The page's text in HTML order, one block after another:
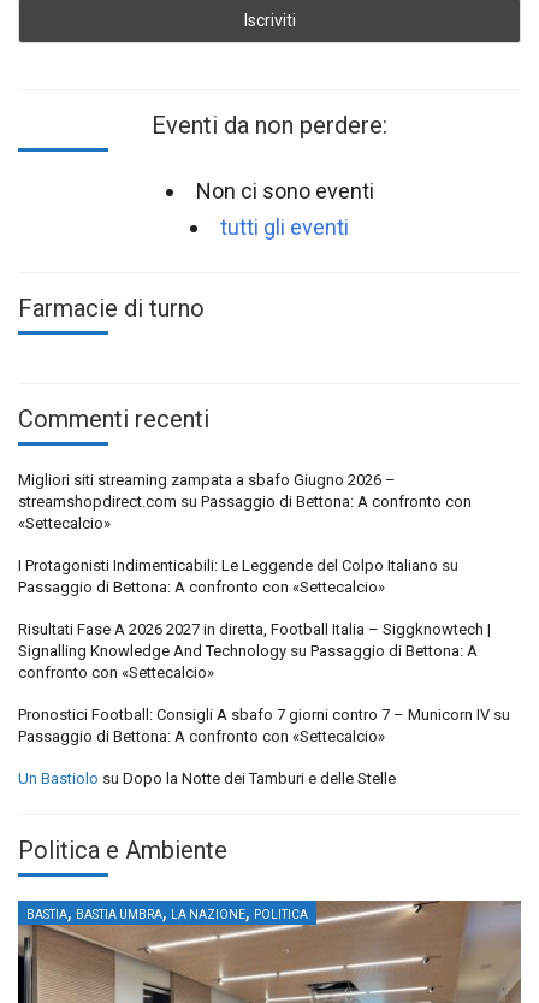
Eventi da non perdere:
Non ci sono eventi
tutti gli eventi
Farmacie di turno
Commenti recenti
Migliori siti streaming zampata a sbafo Giugno 2026 –
streamshopdirect.com su Passaggio di Bettona: A confronto con
«Settecalcio»
I Protagonisti Indimenticabili: Le Leggende del Colpo Italiano su
Passaggio di Bettona: A confronto con «Settecalcio»
Risultati Fase A 2026 2027 in diretta, Football Italia – Siggknowtech |
Signalling Knowledge And Technology su Passaggio di Bettona: A
confronto con «Settecalcio»
Pronostici Football: Consigli A sbafo 7 giorni contro 7 – Municorn IV su
Passaggio di Bettona: A confronto con «Settecalcio»
Un Bastiolo su Dopo la Notte dei Tamburi e delle Stelle
Politica e Ambiente
BASTIA, BASTIA UMBRA, LA NAZIONE, POLITICA